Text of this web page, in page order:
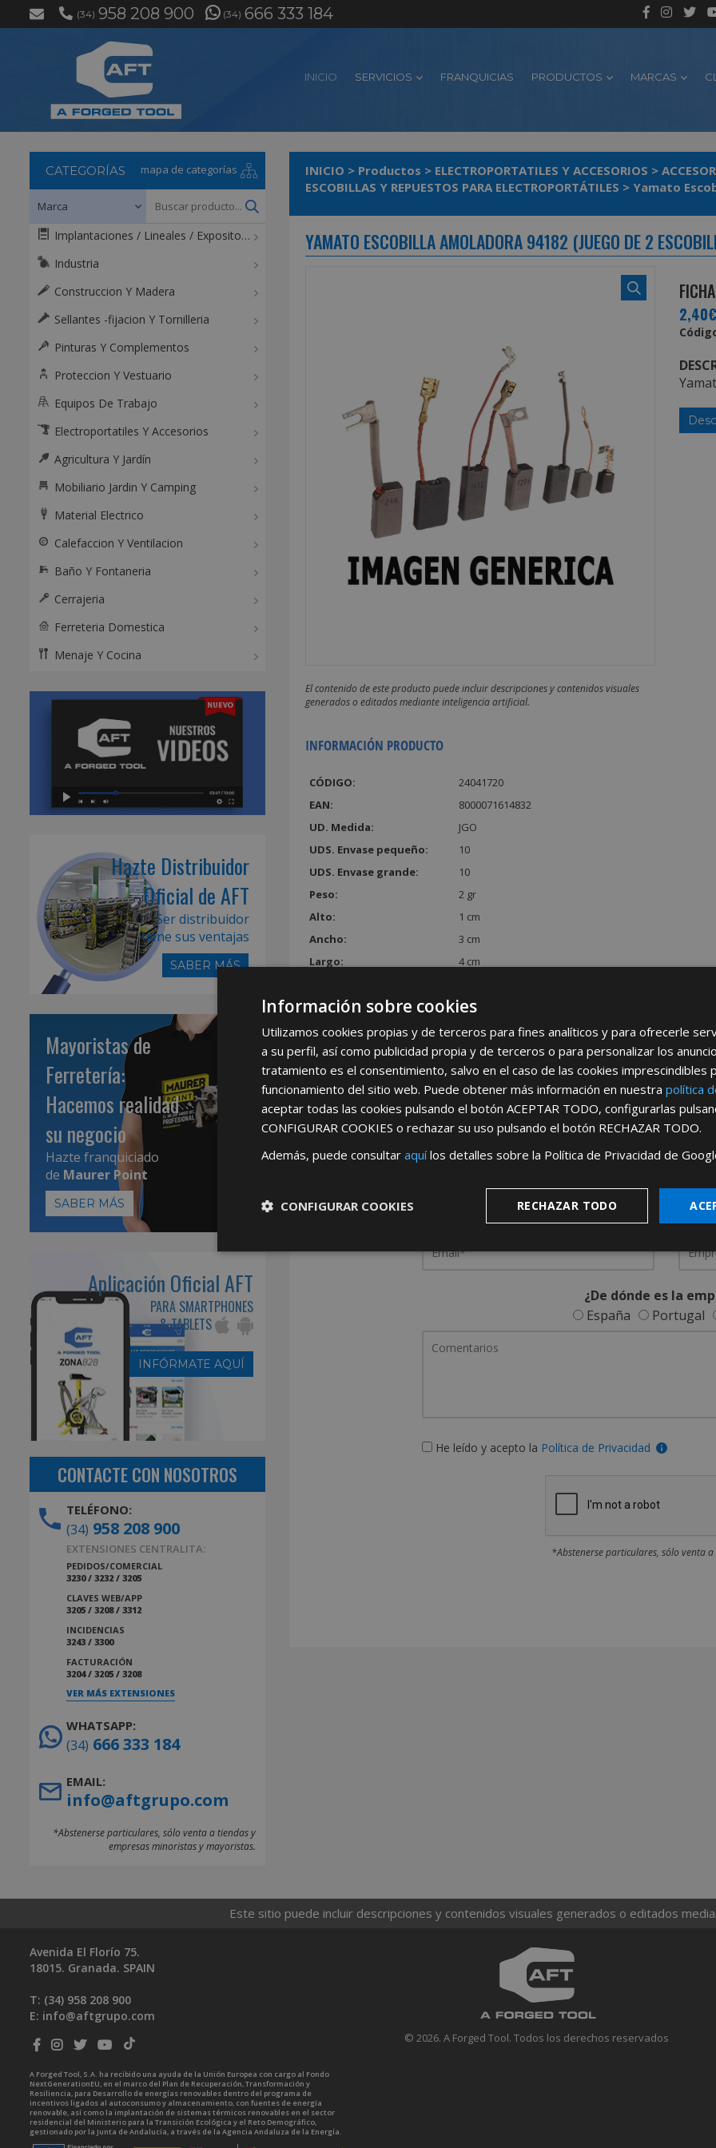
(34) 958 208 900 (34) 666 333 184
INICIO SERVICIOS FRANQUICIAS PRODUCTOS MARCAS
INICIO > Productos > ELECTROPORTATILES Y ACCESORIOS >
ESCOBILLAS Y REPUESTOS PARA ELECTROPORTÁTILES > Yamato
YAMATO ESCOBILLA AMOLADORA 94182 (JUEGO DE 2
El contenido de este producto puede incluir descripciones y contenidos visuales
generados o editados mediante inteligencia artificial.
INFORMACIÓN PRODUCTO
CÓDIGO:
24041720
EAN:
8000071614832
UD. Medida:
JGO
UDS. Envase pequeño:
10
UDS. Envase grande:
10
Peso:
2 gr
Alto:
1 cm
Ancho:
3 cm
Largo:
4 cm
2,40€
REGÍSTRATE PARA HACERTE
Desdeaquípodrá ver todas las
Rellene este formulario y nos pondremos en contacto
¿De dónde es la
España
Portugal
He leído y acepto la Política de Privacidad
*Abstenerse particulares, sólo venta
CATEGORÍAS mapa de categorías
Implantaciones / Lineales / Expositores / Mostradores
Industria
Construccion Y Madera
Sellantes -fijacion Y Tornilleria
Pinturas Y Complementos
Proteccion Y Vestuario
Equipos De Trabajo
Electroportatiles Y Accesorios
Agricultura Y Jardín
Mobiliario Jardin Y Camping
Material Electrico
Calefaccion Y Ventilacion
Baño Y Fontaneria
Cerrajeria
Ferreteria Domestica
Menaje Y Cocina
Hazte Distribuidor
Oficial de AFT
Ser distribuidor
tiene sus ventajas
SABER MÁS
Mayoristas de
Ferretería:
Hacemos realidad
su negocio
Hazte franquiciado
de Maurer Point
SABER MÁS
Aplicación Oficial AFT
PARA SMARTPHONES
& TABLETS
INFÓRMATE AQUÍ
CONTACTE CON NOSOTROS
TELÉFONO:
(34) 958 208 900
EXTENSIONES CENTRALITA:
PEDIDOS/COMERCIAL
3230 / 3232 / 3205
CLAVES WEB/APP
3205 / 3208 / 3312
INCIDENCIAS
3243 / 3300
FACTURACIÓN
3204 / 3205 / 3208
VER MÁS EXTENSIONES
WHATSAPP:
(34) 666 333 184
EMAIL:
info@aftgrupo.com
*Abstenerse particulares, sólo venta a tiendas y
empresas minoristas y mayoristas.
Este sitio puede incluir descripciones y contenidos visuales generados o editados
© 2026. A Forged Tool. Todos los derechos reservados
Avenida El Florío 75.
18015. Granada. SPAIN
T: (34) 958 208 900
E: info@aftgrupo.com
A Forged Tool, S.A. ha recibido una ayuda de la Unión Europea con cargo al Fondo
NextGenerationEU, en el marco del Plan de Recuperación, Transformación y
Resiliencia, para Desarrollo de energías renovables dentro del programa de
incentivos ligados al autoconsumo y almacenamiento, con fuentes de energía
renovable, así como la implantación de sistemas térmicos renovables en el sector
residencial del Ministerio para la Transición Ecológica y el Reto Demográfico,
gestionado por la Junta de Andalucía, a través de la Agencia Andaluza de la Energía.
Información sobre cookies
Utilizamos cookies propias y de terceros para fines analíticos y para ofrecerle
a su perfil, así como publicidad propia y de terceros o para personalizar los
tratamiento es el consentimiento, salvo en el caso de las cookies imprescindibles
funcionamiento del sitio web. Puede obtener más información en nuestra política
aceptar todas las cookies pulsando el botón ACEPTAR TODO, configurarlas
CONFIGURAR COOKIES o rechazar su uso pulsando el botón RECHAZAR TODO.
Además, puede consultar aquílos detalles sobre la Política de Privacidad de
RECHAZAR TODO
CONFIGURAR COOKIES